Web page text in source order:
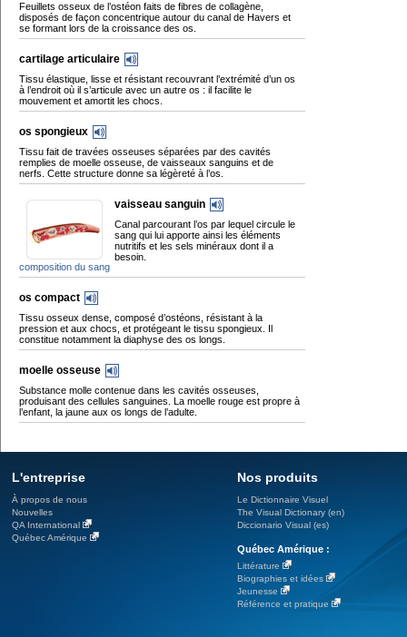
Feuillets osseux de l’ostéon faits de fibres de collagène,
disposés de façon concentrique autour du canal de Havers et
se formant lors de la croissance des os.
cartilage articulaire
Tissu élastique, lisse et résistant recouvrant l’extrémité d’un os
à l’endroit où il s’articule avec un autre os : il facilite le
mouvement et amortit les chocs.
os spongieux
Tissu fait de travées osseuses séparées par des cavités
remplies de moelle osseuse, de vaisseaux sanguins et de
nerfs. Cette structure donne sa légèreté à l’os.
composition du sang
vaisseau sanguin
Canal parcourant l’os par lequel circule le
sang qui lui apporte ainsi les éléments
nutritifs et les sels minéraux dont il a
besoin.
os compact
Tissu osseux dense, composé d’ostéons, résistant à la
pression et aux chocs, et protégeant le tissu spongieux. Il
constitue notamment la diaphyse des os longs.
moelle osseuse
Substance molle contenue dans les cavités osseuses,
produisant des cellules sanguines. La moelle rouge est propre à
l’enfant, la jaune aux os longs de l’adulte.
L'entreprise
À propos de nous
Nouvelles
QA International
Québec Amérique
Nos produits
Le Dictionnaire Visuel
The Visual Dictionary (en)
Diccionario Visual (es)
Québec Amérique :
Littérature
Biographies et idées
Jeunesse
Référence et pratique